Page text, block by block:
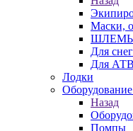
Маски,
Для
Для АТВ
Лодки
Назад
Помпы